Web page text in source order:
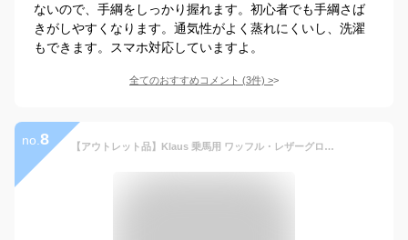
ないので、手綱をしっかり握れます。初心者でも手綱さば
きがしやすくなります。通気性がよく蒸れにくいし、洗濯
もできます。スマホ対応していますよ。
全てのおすすめコメント (3件) >
no. 8 【アウトレット品】Klaus 乗馬用 ワッフル・レザーグローブ 本革手袋（ベージュ、紺、黒、茶、赤×黒、赤×茶） 訳ありKEWZ | ベージュ ネイビー ブラック ブラウン レッド×ブラック レッド×ブラウン グローブ